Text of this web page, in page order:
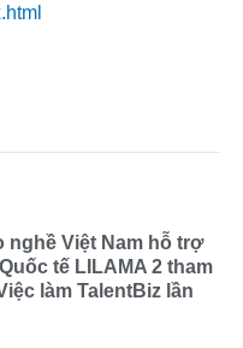
Việt Nam hỗ trợ
tế LILAMA 2 tham
làm TalentBiz lần